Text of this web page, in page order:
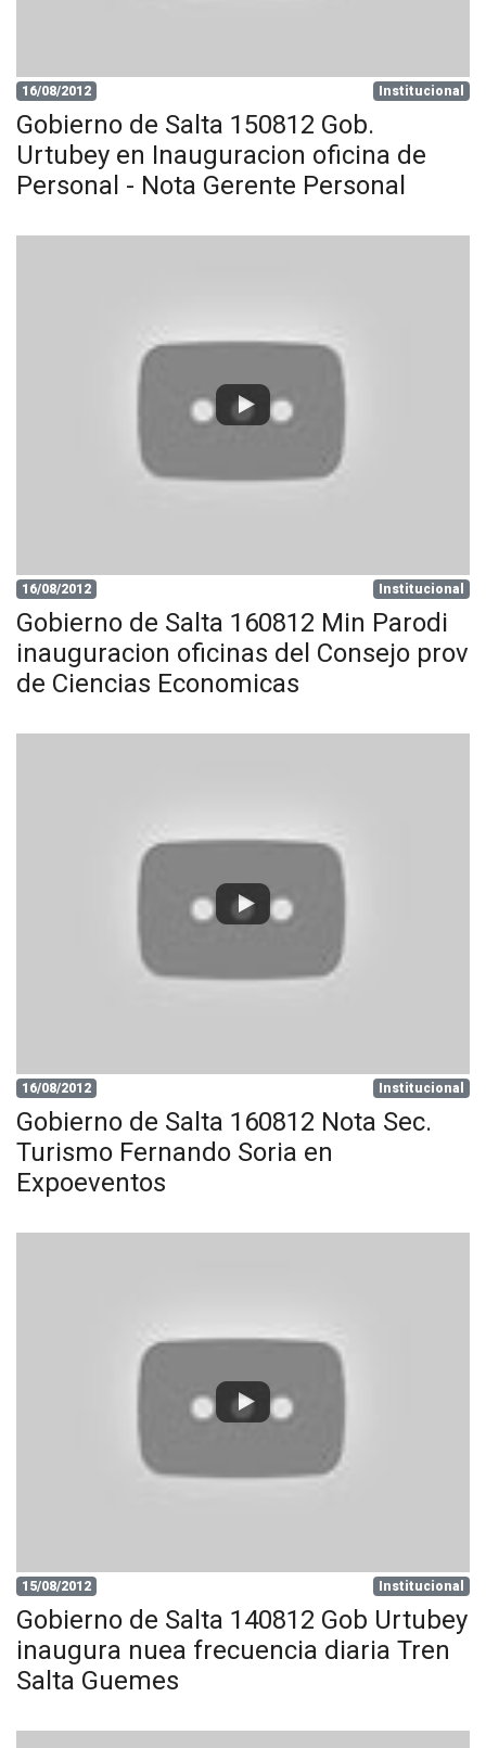
16/08/2012 Institucional
Gobierno de Salta 150812 Gob.
Urtubey en Inauguracion oficina de
Personal - Nota Gerente Personal
16/08/2012 Institucional
Gobierno de Salta 160812 Min Parodi
inauguracion oficinas del Consejo prov
de Ciencias Economicas
16/08/2012 Institucional
Gobierno de Salta 160812 Nota Sec.
Turismo Fernando Soria en
Expoeventos
15/08/2012 Institucional
Gobierno de Salta 140812 Gob Urtubey
inaugura nuea frecuencia diaria Tren
Salta Guemes